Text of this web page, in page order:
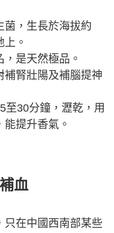
菌，生長於海拔約
。
是天然極品。
補腎壯陽及補腦提神
至30分鐘，瀝乾，用
提升香氣。
血
只在中國西南部某些